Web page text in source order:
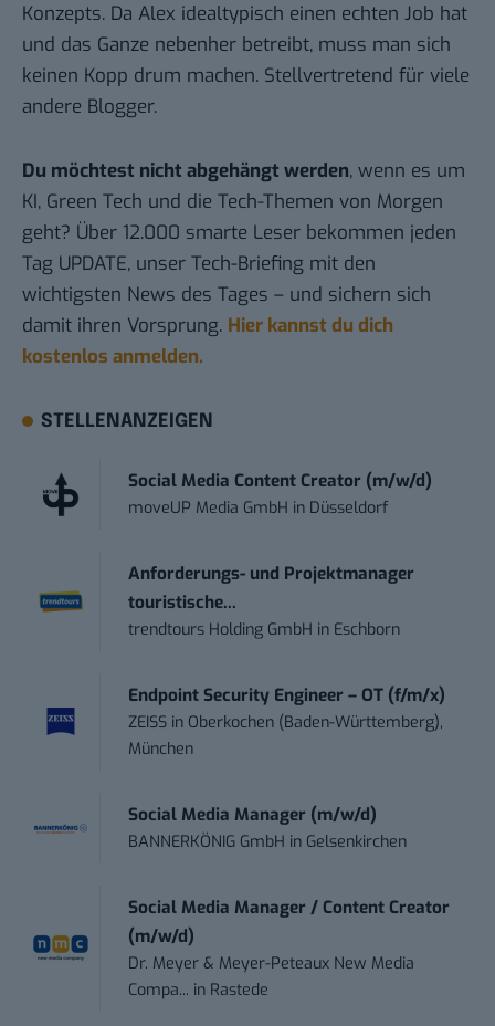
Konzepts. Da Alex idealtypisch einen echten Job hat
und das Ganze nebenher betreibt, muss man sich
keinen Kopp drum machen. Stellvertretend für viele
andere Blogger.
Du möchtest nicht abgehängt werden, wenn es um
KI, Green Tech und die Tech-Themen von Morgen
geht? Über 12.000 smarte Leser bekommen jeden
Tag UPDATE, unser Tech-Briefing mit den
wichtigsten News des Tages – und sichern sich
damit ihren Vorsprung. Hier kannst du dich
kostenlos anmelden.
STELLENANZEIGEN
Social Media Content Creator (m/w/d)
moveUP Media GmbH in Düsseldorf
Anforderungs- und Projektmanager
touristische...
trendtours Holding GmbH in Eschborn
Endpoint Security Engineer – OT (f/m/x)
ZEISS in Oberkochen (Baden-Württemberg),
München
Social Media Manager (m/w/d)
BANNERKÖNIG GmbH in Gelsenkirchen
Social Media Manager / Content Creator
(m/w/d)
Dr. Meyer & Meyer-Peteaux New Media
Compa... in Rastede